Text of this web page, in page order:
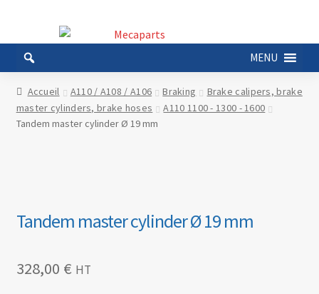
la
navigation
au
contenu
MENU
Accueil A110 / A108 / A106 Braking
Brake calipers, brake
master cylinders, brake hoses
A110 1100 - 1300 - 1600
Tandem master cylinder Ø 19 mm
Tandem master cylinder Ø 19 mm
328,00 € HT